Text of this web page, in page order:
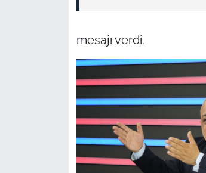
mesajı verdi.